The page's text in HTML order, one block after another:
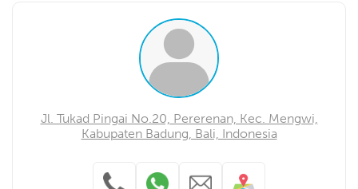
Jl. Tukad Pingai No.20, Pererenan, Kec. Mengwi,
Kabupaten Badung, Bali, Indonesia